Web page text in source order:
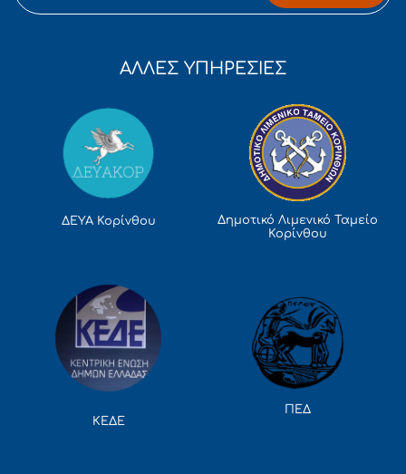
ΑΛΛΕΣ ΥΠΗΡΕΣΙΕΣ
ΔΕΥΑ Κορίνθου
Δημοτικό Λιμενικό Ταμείο
Κορίνθου
ΚΕΔΕ
ΠΕΔ